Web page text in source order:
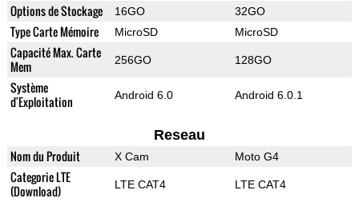
Options de Stockage 16GO 32GO
Type Carte Mémoire MicroSD MicroSD
Capacité Max. Carte
Mem
256GO 128GO
Système
d'Exploitation
Android 6.0 Android 6.0.1
Reseau
Nom du Produit X Cam Moto G4
Categorie LTE
(Download)
LTE CAT4 LTE CAT4